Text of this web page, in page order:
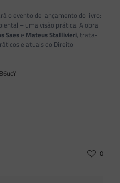
o evento de lançamento do livro:
– uma visão prática. A obra
Saese Mateus Stallivieri, trata-
e atuais do Direito
0